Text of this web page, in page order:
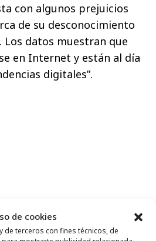
de cookies
terceros con fines técnicos, de
con algunos prejuicios
de su desconocimiento
datos muestran que
en Internet y están al día
digitales”.